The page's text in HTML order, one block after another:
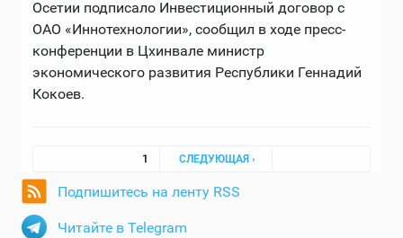
Осетии подписало Инвестиционный договор с
ОАО «Иннотехнологии», сообщил в ходе пресс-
конференции в Цхинвале министр
экономического развития Республики Геннадий
Кокоев.
Страницы
1 СЛЕДУЮЩАЯ ›
Подпишитесь на ленту RSS
Читайте в Telegram